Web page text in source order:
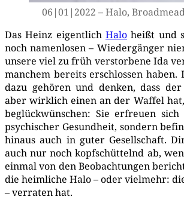
06|01|2022 – Halo,
Das Heinz eigent­lich Halo heißt und
noch namen­lo­sen – Wie­der­gän­ger
unse­re viel zu früh ver­stor­be­ne Ida
man­chem bereits erschlos­sen haben.
dazu gehö­ren und den­ken, dass
aber wirk­lich einen an der Waf­fel
beglück­wün­schen: Sie erfreu­en
psy­chi­scher Gesund­heit, son­dern
hin­aus auch in guter Gesell­schaft.
auch nur noch kopf­schüt­telnd ab,
ein­mal von den Beob­ach­tun­gen
die heim­li­che Halo – oder viel­mehr:
– ver­ra­ten hat.